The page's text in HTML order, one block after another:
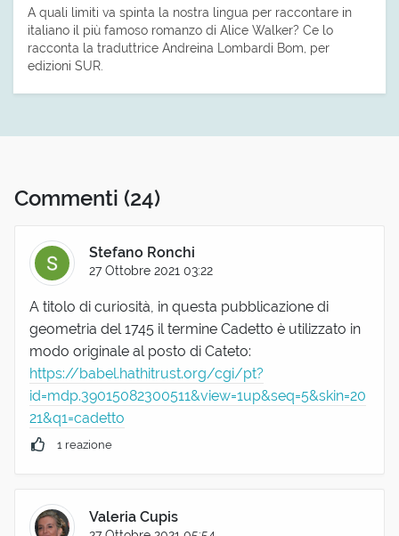
A quali limiti va spinta la nostra lingua per raccontare in
italiano il più famoso romanzo di Alice Walker? Ce lo
racconta la traduttrice Andreina Lombardi Bom, per
edizioni SUR.
Commenti (24)
Stefano Ronchi
27 Ottobre 2021 03:22
A titolo di curiosità, in questa pubblicazione di
geometria del 1745 il termine Cadetto è utilizzato in
modo originale al posto di Cateto:
https://babel.hathitrust.org/cgi/pt?
id=mdp.39015082300511&view=1up&seq=5&skin=20
21&q1=cadetto
1 reazione
Valeria Cupis